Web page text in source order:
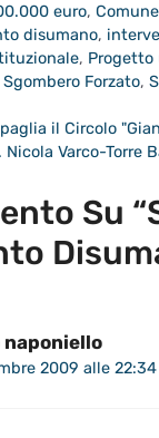
euro, Comune
disumano,
, Progetto
Sgombero Forzato,
il Circolo
Nicola Varco-Torre
Su
naponiello
2009 alle 22:34